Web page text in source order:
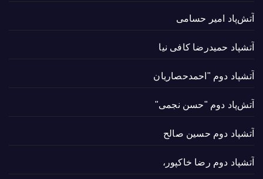
آتش‌پاد امیر حسامی
آتشپاد حميدرضا کافی نیا
آتشپاد دوم "احمدحصاریان
آتش‌پاد دوم "حسن نجمی"
آتشپاد دوم حسین صالح
آتشپاد دوم رضا خاکپور،